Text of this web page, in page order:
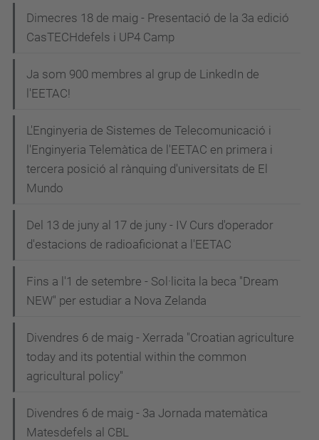
Dimecres 18 de maig - Presentació de la 3a edició
CasTECHdefels i UP4 Camp
Ja som 900 membres al grup de LinkedIn de
l'EETAC!
L'Enginyeria de Sistemes de Telecomunicació i
l'Enginyeria Telemàtica de l'EETAC en primera i
tercera posició al rànquing d'universitats de El
Mundo
Del 13 de juny al 17 de juny - IV Curs d'operador
d'estacions de radioaficionat a l'EETAC
Fins a l'1 de setembre - Sol·licita la beca "Dream
NEW" per estudiar a Nova Zelanda
Divendres 6 de maig - Xerrada "Croatian agriculture
today and its potential within the common
agricultural policy"
Divendres 6 de maig - 3a Jornada matemàtica
Matesdefels al CBL